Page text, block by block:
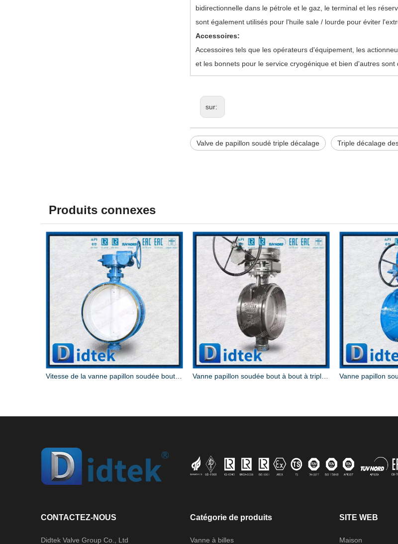
bidirectionnelle dans le pétrole et le gaz, le terminal et les
sont également utilisés pour l'huile sale / lourde pour éviter
Accessoires:
Accessoires tels que les opérateurs d'équipement, les
et les bonnets pour le service cryogénique et bien d'autres
sur:
Valve de papillon soudé triple décalage Triple décalage
Produits connexes
CONTACTEZ-NOUS
Didtek Valve Group Co., Ltd
Catégorie de produits
Vanne à billes
SITE WEB
Maison